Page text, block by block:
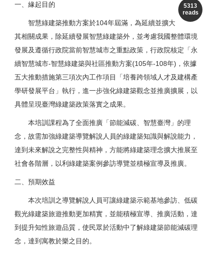
5313
reads
一、緣起目的
智慧綠建築推動方案於104年屆滿，為延續並擴大
其相關成果，除延續發展智慧綠建築外，並考慮我國整體環境
發展及遵循行政院當前智慧城市之重點政策，行政院核定「永
續智慧城市-智慧綠建築與社區推動方案(105年-108年)，依據
五大推動措施第三項次內工作項目「培養跨領域人才及建構產
學研發展平台」執行，進一步強化綠建築觀念並推廣擴展，以
具體呈現臺灣綠建築政策落實之成果。
本培訓課程為了全面推廣「節能減碳、智慧臺灣」的理
念，故需加強綠建築導覽解說人員的綠建築知識與解說能力，
達到未來解說之完整性與精神，方能將綠建築理念擴大推展至
社會各階層，以利綠建築案例參訪導覽並積極宣導及推廣。
二、預期效益
本次培訓之導覽解說人員可讓綠建築示範基地參訪、低碳
觀光綠建築旅遊推動更加精實，並能積極宣導、推廣活動，達
到提升知性旅遊品質，使民眾於活動中了解綠建築節能減碳理
念，達到寓教於樂之目的。